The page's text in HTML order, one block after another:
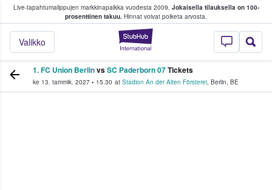
Live-tapahtumalippujen markkinapaikka vuodesta 2009. Jokaisella tilauksella on 100-
prosenttinen takuu. Hinnat voivat poiketa arvosta.
StubHub -
Valikko
fanit ostavat ja myyvät lippuja
1. FC Union BerlinvsSC Paderborn 07Tickets
ke 13. tammik. 2027 • 15.30 at Stadion An der Alten Försterei, Berlin, BE